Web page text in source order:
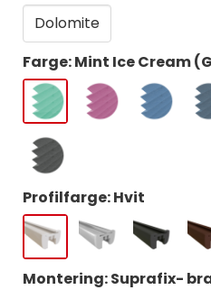
Dolomite
Farge: Mint Ice Cream
Profilfarge: Hvit
Montering: Suprafix-